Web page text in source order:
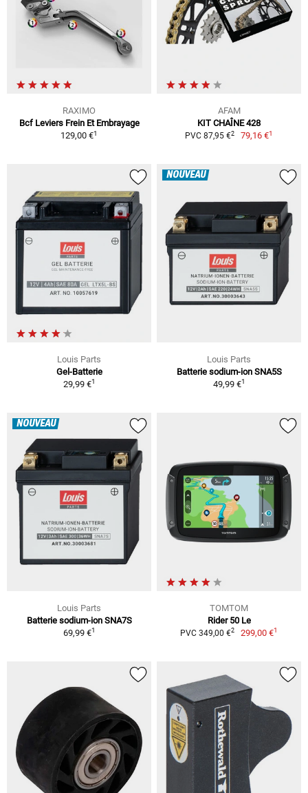
RAXIMO
Bcf Leviers Frein Et Embrayage
129,00 €1
AFAM
KIT CHAÎNE 428
PVC 87,95 €2 79,16 €1
Louis Parts
Gel-Batterie
29,99 €1
NOUVEAU
Louis Parts
Batterie sodium-ion SNA5S
49,99 €1
NOUVEAU
Louis Parts
Batterie sodium-ion SNA7S
69,99 €1
TOMTOM
Rider 50 Le
PVC 349,00 €2 299,00 €1